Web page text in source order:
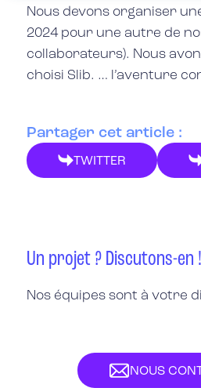
Nous devons organiser
2024 pour une autre de
collaborateurs). Nous
choisi Slib. … l’aventure
Partager cet article :
TWITTER
Un projet ? Discutons-en !
Nos équipes sont à votre
NOUS